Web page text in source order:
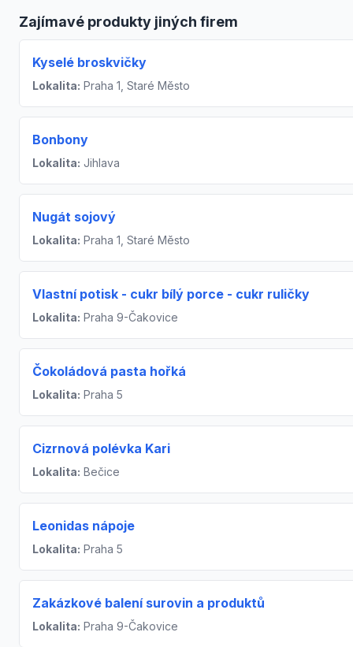
Zajímavé produkty jiných firem
Kyselé broskvičky
Lokalita: Praha 1, Staré Město
Bonbony
Lokalita: Jihlava
Nugát sojový
Lokalita: Praha 1, Staré Město
Vlastní potisk - cukr bílý porce - cukr ruličky
Lokalita: Praha 9-Čakovice
Čokoládová pasta hořká
Lokalita: Praha 5
Cizrnová polévka Kari
Lokalita: Bečice
Leonidas nápoje
Lokalita: Praha 5
Zakázkové balení surovin a produktů
Lokalita: Praha 9-Čakovice